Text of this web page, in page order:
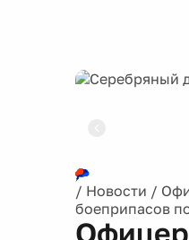
/ Новости /
боеприпасов
Офицер